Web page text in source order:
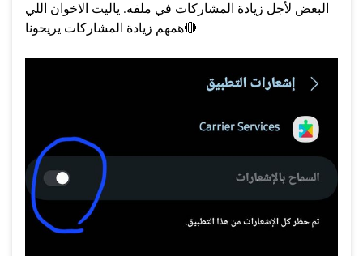
البعض لأجل زيادة المشاركات في ملفه. ياليت الاخوان اللي
همهم زيادة المشاركات يريحونا🔴